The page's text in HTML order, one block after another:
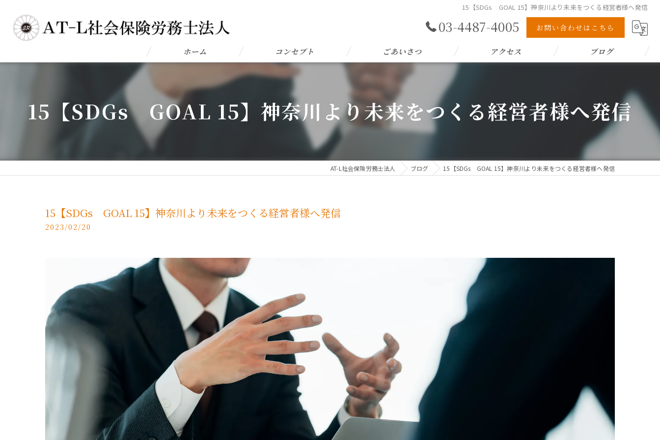
15【SDGs GOAL 15】神奈川より未来をつくる経営者様へ発信
03-4487-4005 お問い合わせはこちら
ホーム コンセプト ごあいさつ アクセス ブログ
15【SDGs GOAL 15】神奈川より未来をつくる経営者様へ発信
AT-L社会保険労務士法人 ブログ 15【SDGs GOAL 15】神奈川より未来をつくる経営者様へ発信
15【SDGs GOAL 15】神奈川より未来をつくる経営者様へ発信
2023/02/20